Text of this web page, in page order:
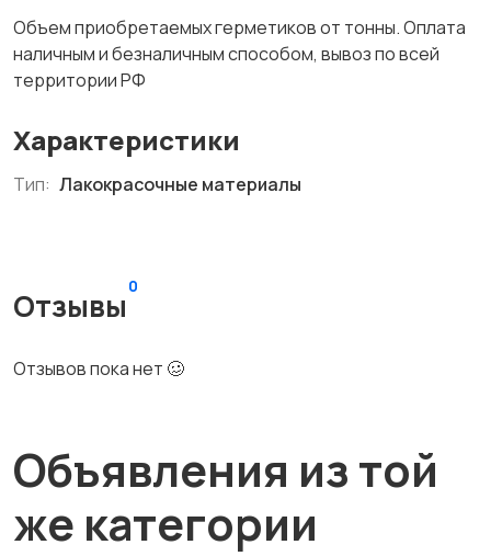
Объем приобретаемых герметиков от тонны. Оплата
наличным и безналичным способом, вывоз по всей
территории РФ
Характеристики
Тип: Лакокрасочные материалы
Отзывы
0
Отзывов пока нет 🥴
Объявления из той
же категории